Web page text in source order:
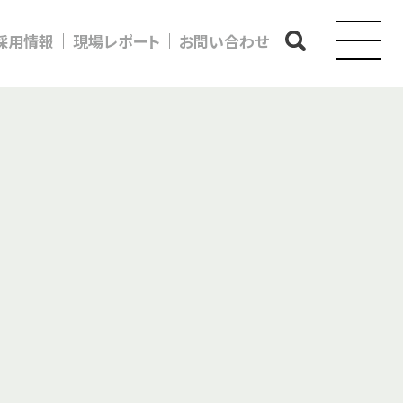
用情報 現場レポート お問い合わせ